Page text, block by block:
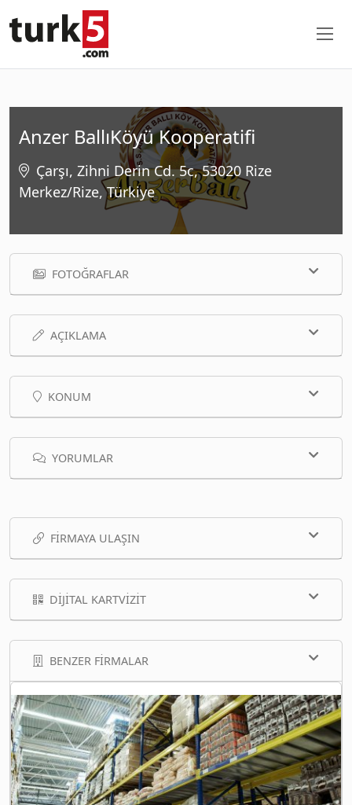
Anzer BallıKöyü Kooperatifi
Çarşı, Zihni Derin Cd. 5c, 53020 Rize
Merkez/Rize, Türkiye
FOTOĞRAFLAR
AÇIKLAMA
KONUM
YORUMLAR
FIRMAYA ULAŞIN
DIJITAL KARTVIZIT
BENZER FIRMALAR